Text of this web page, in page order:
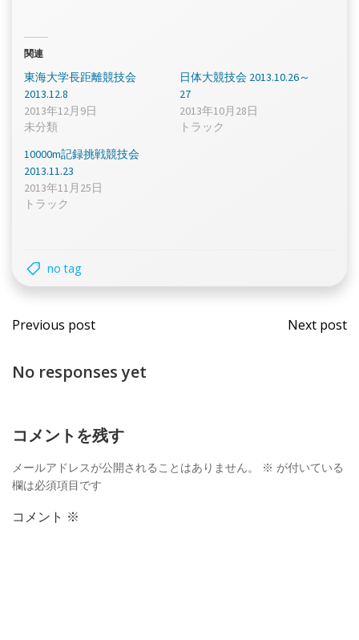
関連
東海大学長距離競技会
2013.12.8
2013年12月9日
未分類
日体大競技会 2013.10.26～
27
2013年10月28日
トラック
10000m記録挑戦競技会
2013.11.23
2013年11月25日
トラック
no tag
Post
navigation
Previous post
Post
Next post
No responses yet
コメントを残す
メールアドレスが公開されることはありません。 ※ が付いている
欄は必須項目です
コメント ※